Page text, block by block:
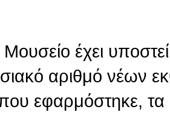
έχει υποστεί
αριθμό νέων
εφαρμόστηκε, τα